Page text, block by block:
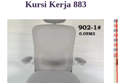
Kursi Kerja 883